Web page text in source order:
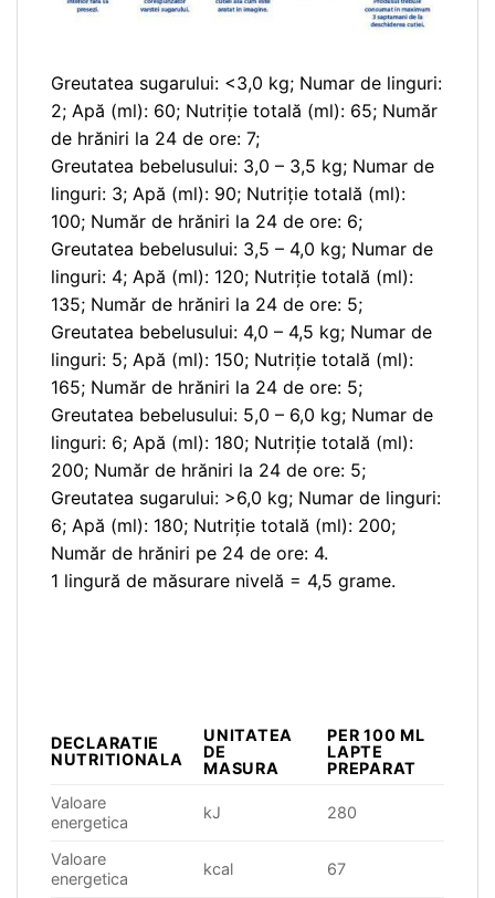
Greutatea sugarului: <3,0 kg; Numar de linguri:
2; Apă (ml): 60; Nutriție totală (ml): 65; Număr
de hrăniri la 24 de ore: 7;
Greutatea bebelusului: 3,0 – 3,5 kg; Numar de
linguri: 3; Apă (ml): 90; Nutriție totală (ml):
100; Număr de hrăniri la 24 de ore: 6;
Greutatea bebelusului: 3,5 – 4,0 kg; Numar de
linguri: 4; Apă (ml): 120; Nutriție totală (ml):
135; Număr de hrăniri la 24 de ore: 5;
Greutatea bebelusului: 4,0 – 4,5 kg; Numar de
linguri: 5; Apă (ml): 150; Nutriție totală (ml):
165; Număr de hrăniri la 24 de ore: 5;
Greutatea bebelusului: 5,0 – 6,0 kg; Numar de
linguri: 6; Apă (ml): 180; Nutriție totală (ml):
200; Număr de hrăniri la 24 de ore: 5;
Greutatea sugarului: >6,0 kg; Numar de linguri:
6; Apă (ml): 180; Nutriție totală (ml): 200;
Număr de hrăniri pe 24 de ore: 4.
1 lingură de măsurare nivelă = 4,5 grame.
DECLARATIE
NUTRITIONALA
UNITATEA
DE
MASURA
PER 100 ML
LAPTE
PREPARAT
Valoare
energetica
kJ 280
Valoare
energetica
kcal 67